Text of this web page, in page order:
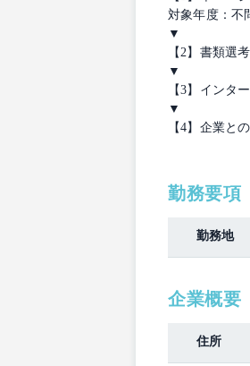
対象年度：不
▼
【2】書類選考
▼
【3】インタ
▼
【4】企業と
勤務要項
勤務地
企業概要
住所